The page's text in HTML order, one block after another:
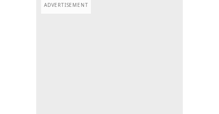
ADVERTISEMENT